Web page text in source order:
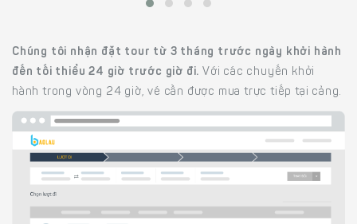
Chúng tôi nhận đặt tour từ 3 tháng trước ngày khởi hành
đến tối thiểu 24 giờ trước giờ đi. Với các chuyến khởi
hành trong vòng 24 giờ, vé cần được mua trực tiếp tại cảng.